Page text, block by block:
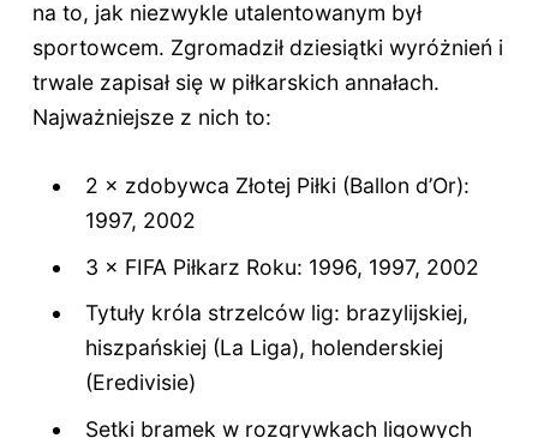
na to, jak niezwykle utalentowanym był
sportowcem. Zgromadził dziesiątki wyróżnień i
trwale zapisał się w piłkarskich annałach.
Najważniejsze z nich to:
2 × zdobywca Złotej Piłki (Ballon d’Or):
1997, 2002
3 × FIFA Piłkarz Roku: 1996, 1997, 2002
Tytuły króla strzelców lig: brazylijskiej,
hiszpańskiej (La Liga), holenderskiej
(Eredivisie)
Setki bramek w rozgrywkach ligowych